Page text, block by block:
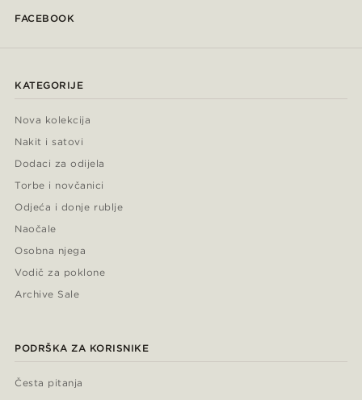
FACEBOOK
KATEGORIJE
Nova kolekcija
Nakit i satovi
Dodaci za odijela
Torbe i novčanici
Odjeća i donje rublje
Naočale
Osobna njega
Vodič za poklone
Archive Sale
PODRŠKA ZA KORISNIKE
Česta pitanja